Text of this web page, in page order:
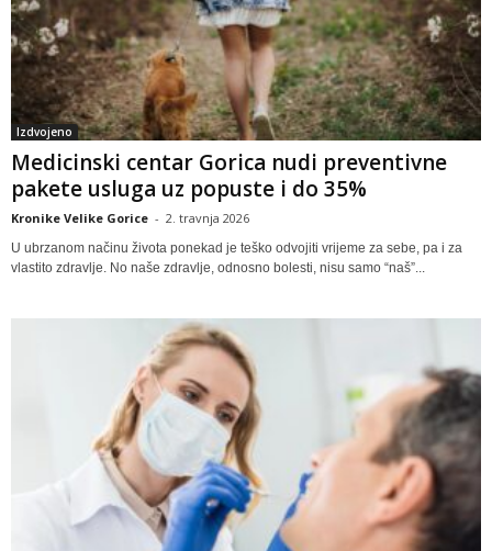
Izdvojeno
Medicinski centar Gorica nudi preventivne
pakete usluga uz popuste i do 35%
Kronike Velike Gorice - 2. travnja 2026
U ubrzanom načinu života ponekad je teško odvojiti vrijeme za sebe, pa i za
vlastito zdravlje. No naše zdravlje, odnosno bolesti, nisu samo “naš”...